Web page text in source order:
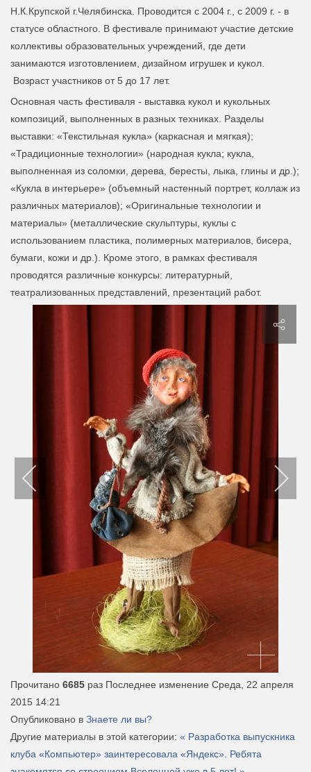
Н.К.Крупской г.Челябинска. Проводится с 2004 г., с 2009 г. - в
статусе областного. В фестивале принимают участие детские
коллективы образовательных учреждений, где дети
занимаются изготовлением, дизайном игрушек и кукол.
Возраст участников от 5 до 17 лет.
Основная часть фестиваля - выставка кукол и кукольных
композиций, выполненных в разных техниках. Разделы
выставки: «Текстильная кукла» (каркасная и мягкая);
«Традиционные технологии» (народная кукла; кукла,
выполненная из соломки, дерева, бересты, лыка, глины и др.);
«Кукла в интерьере» (объемный настенный портрет, коллаж из
различных материалов); «Оригинальные технологии и
материалы» (металлические скульптуры, куклы с
использованием пластика, полимерных материалов, бисера,
бумаги, кожи и др.). Кроме этого, в рамках фестиваля
проводятся различные конкурсы: литературный,
театрализованных представлений, презентаций работ.
Прочитано 6685 раз Последнее изменение Среда, 22 апреля
2015 14:21
Опубликовано в Знаете ли вы?
Другие материалы в этой категории: « Разработка выпускника
клуба «Компьютер» заинтересовала «Яндекс». Ребята